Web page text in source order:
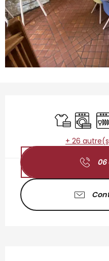
Draps et linge
Lave
+ 26
06